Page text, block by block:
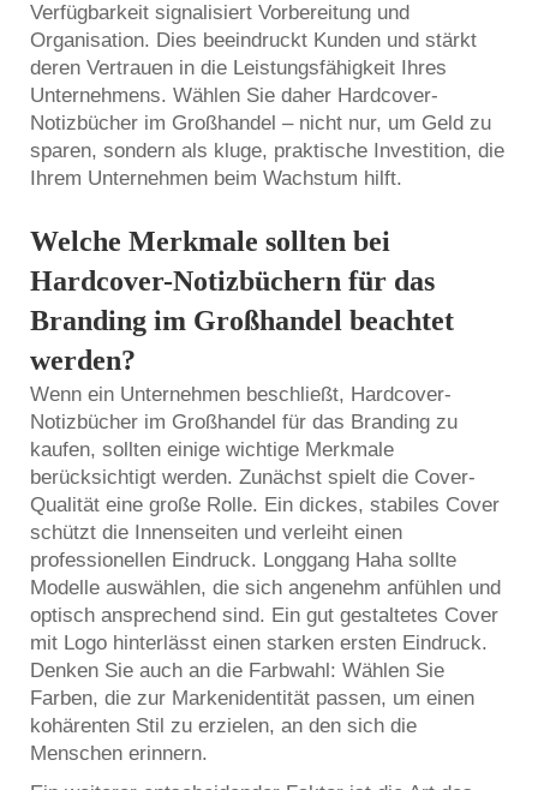
Verfügbarkeit signalisiert Vorbereitung und
Organisation. Dies beeindruckt Kunden und stärkt
deren Vertrauen in die Leistungsfähigkeit Ihres
Unternehmens. Wählen Sie daher Hardcover-
Notizbücher im Großhandel – nicht nur, um Geld zu
sparen, sondern als kluge, praktische Investition, die
Ihrem Unternehmen beim Wachstum hilft.
Welche Merkmale sollten bei
Hardcover-Notizbüchern für das
Branding im Großhandel beachtet
werden?
Wenn ein Unternehmen beschließt, Hardcover-
Notizbücher im Großhandel für das Branding zu
kaufen, sollten einige wichtige Merkmale
berücksichtigt werden. Zunächst spielt die Cover-
Qualität eine große Rolle. Ein dickes, stabiles Cover
schützt die Innenseiten und verleiht einen
professionellen Eindruck. Longgang Haha sollte
Modelle auswählen, die sich angenehm anfühlen und
optisch ansprechend sind. Ein gut gestaltetes Cover
mit Logo hinterlässt einen starken ersten Eindruck.
Denken Sie auch an die Farbwahl: Wählen Sie
Farben, die zur Markenidentität passen, um einen
kohärenten Stil zu erzielen, an den sich die
Menschen erinnern.